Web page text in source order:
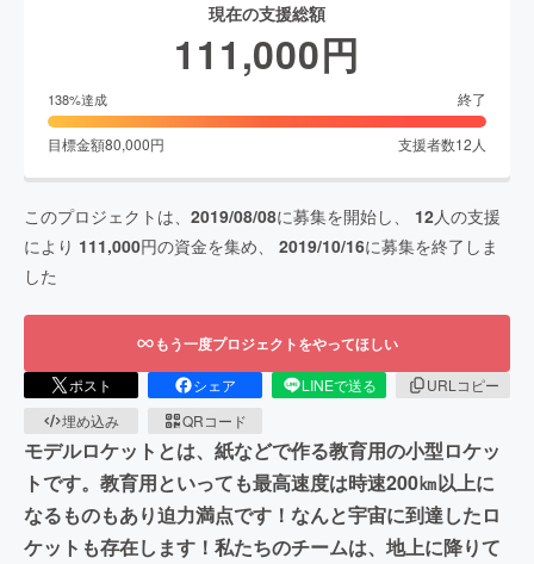
現在の支援総額
111,000円
138%達成 終了
目標金額80,000円 支援者数12 人
このプロジェクトは、 2019/08/08に募集を開始し、 12人の支援
により 111,000円の資金を集め、 2019/10/16に募集を終了しま
した
もう一度プロジェクトをやってほしい
ポスト シェア LINEで送る
URLコピー
埋め込み
QRコード
モデルロケットとは、紙などで作る教育用の小型ロケッ
トです。教育用といっても最高速度は時速200㎞以上に
なるものもあり迫力満点です！なんと宇宙に到達したロ
ケットも存在します！私たちのチームは、地上に降りて